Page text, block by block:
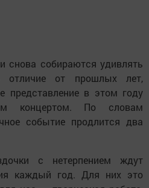
снова собираются удивлять
отличие от прошлых лет,
представление в этом году
концертом. По словам
событие продлится два
с нетерпением ждут
каждый год. Для них это